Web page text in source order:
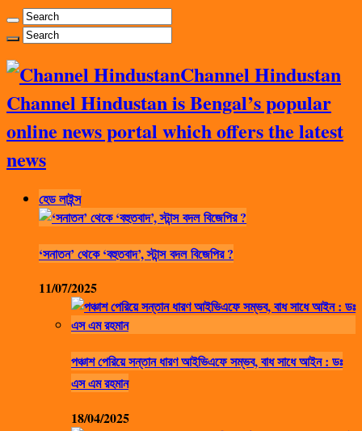
Channel Hindustan
Channel Hindustan is Bengal’s popular
online news portal which offers the latest
news
হেড লাইন্স
‘সনাতন’ থেকে ‘বহুতবাদ’, স্টান্স বদল বিজেপির ?
11/07/2025
পঞ্চাশ পেরিয়ে সন্তান ধারণ আইভিএফে সম্ভব, বাধ সাধে আইন : ডঃ
এস এম রহমান
18/04/2025